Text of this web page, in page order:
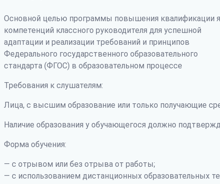
Основной целью программы повышения квалификации
компетенций классного руководителя для успешной
адаптации и реализации требований и принципов
Федерального государственного образовательного
стандарта (ФГОС) в образовательном процессе
Требования к слушателям:
Лица, с высшим образование или только получающие
Наличие образования у обучающегося должно
Форма обучения:
— с отрывом или без отрыва от работы;
— с использованием дистанционных образовательных